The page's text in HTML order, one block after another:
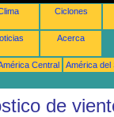
Ciclones
Acerca
Central
América del
de